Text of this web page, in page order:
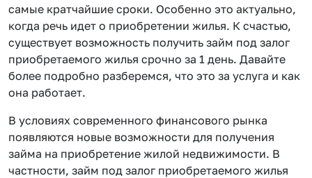
самые кратчайшие сроки. Особенно это актуально,
когда речь идет о приобретении жилья. К счастью,
существует возможность получить займ под залог
приобретаемого жилья срочно за 1 день. Давайте
более подробно разберемся, что это за услуга и как
она работает.
В условиях современного финансового рынка
появляются новые возможности для получения
займа на приобретение жилой недвижимости. В
частности, займ под залог приобретаемого жилья